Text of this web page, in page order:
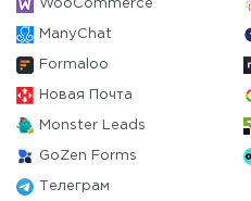
WooCommerce
ManyChat
Formaloo
Новая Почта
Monster Leads
GoZen Forms
Телеграм